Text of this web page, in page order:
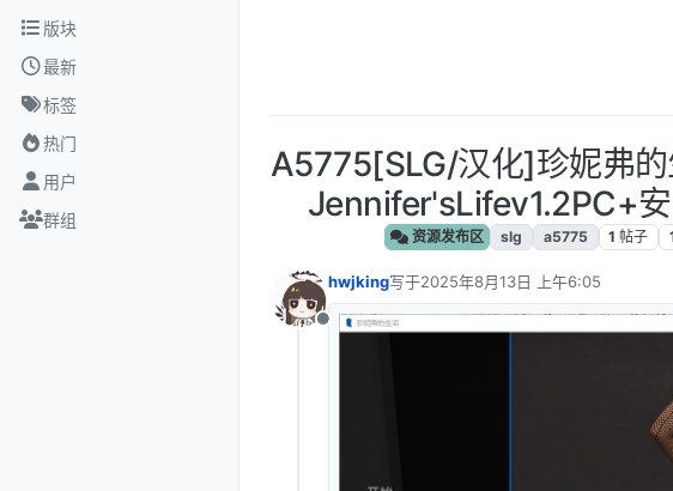
跳转至内容
版块
最新
标签
热门
用户
群组
A5775[SLG/汉化]珍妮弗
Jennifer'sLifev1.2PC+
资源发布区 slg a5775 1 帖子
离线
hwjking写于2025年8月13日 上午6:05
最后由 编辑